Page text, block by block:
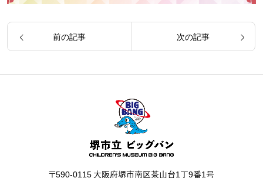
前の記事 次の記事
〒590-0115 大阪府堺市南区茶山台1丁9番1号